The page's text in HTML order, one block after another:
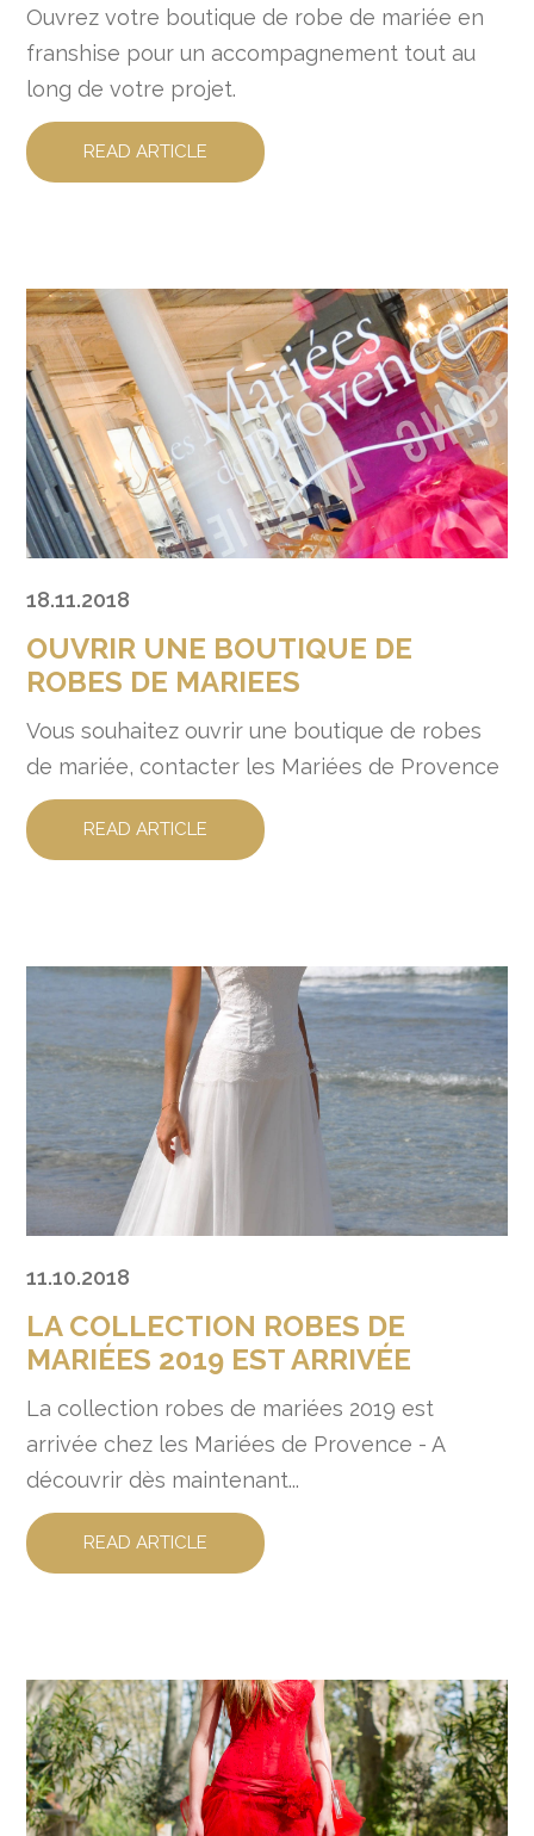
Ouvrez votre boutique de robe de mariée en
franshise pour un accompagnement tout au
long de votre projet.
READ ARTICLE
18.11.2018
OUVRIR UNE BOUTIQUE DE
ROBES DE MARIEES
Vous souhaitez ouvrir une boutique de robes
de mariée, contacter les Mariées de Provence
READ ARTICLE
11.10.2018
LA COLLECTION ROBES DE
MARIÉES 2019 EST ARRIVÉE
La collection robes de mariées 2019 est
arrivée chez les Mariées de Provence - A
découvrir dès maintenant...
READ ARTICLE